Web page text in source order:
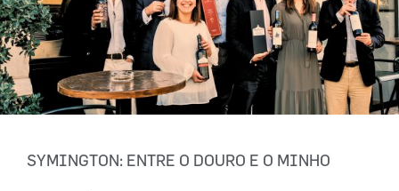
SYMINGTON: ENTRE O DOURO E O MINHO